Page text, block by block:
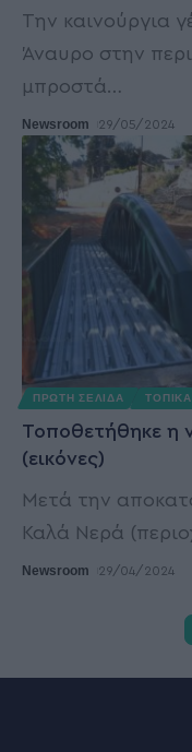
Την καινούργια
Άναυρο στην
μπροστά…
Newsroom 29/05/2024
ΠΡΩΤΗ ΣΕΛΙΔΑ
Τοποθετήθηκε η
(εικόνες)
Μετά την
Καλά Νερά
Newsroom 29/04/2024